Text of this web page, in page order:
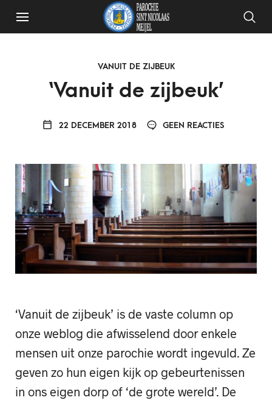
VANUIT DE ZIJBEUK
‘Vanuit de zijbeuk’
22 DECEMBER 2018 GEEN REACTIES
‘Vanuit de zijbeuk’ is de vaste column op
onze weblog die afwisselend door enkele
mensen uit onze parochie wordt ingevuld. Ze
geven zo hun eigen kijk op gebeurtenissen
in ons eigen dorp of ‘de grote wereld’. De